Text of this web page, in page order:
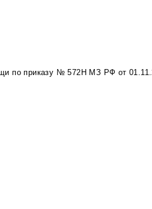
по приказу № 572Н МЗ РФ от